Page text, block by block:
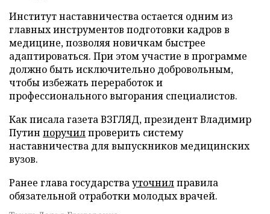
Институт наставничества остается одним из
главных инструментов подготовки кадров в
медицине, позволяя новичкам быстрее
адаптироваться. При этом участие в программе
должно быть исключительно добровольным,
чтобы избежать переработок и
профессионального выгорания специалистов.
Как писала газета ВЗГЛЯД, президент Владимир
Путин поручилпроверить систему
наставничества для выпускников медицинских
вузов.
Ранее глава государствауточнилправила
обязательной отработки молодых врачей.